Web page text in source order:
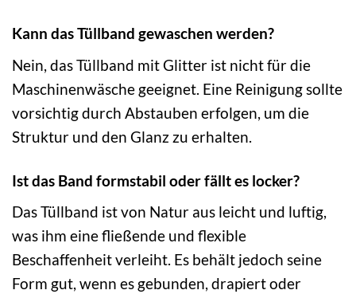
Kann das Tüllband gewaschen werden?
Nein, das Tüllband mit Glitter ist nicht für die
Maschinenwäsche geeignet. Eine Reinigung sollte
vorsichtig durch Abstauben erfolgen, um die
Struktur und den Glanz zu erhalten.
Ist das Band formstabil oder fällt es locker?
Das Tüllband ist von Natur aus leicht und luftig,
was ihm eine fließende und flexible
Beschaffenheit verleiht. Es behält jedoch seine
Form gut, wenn es gebunden, drapiert oder